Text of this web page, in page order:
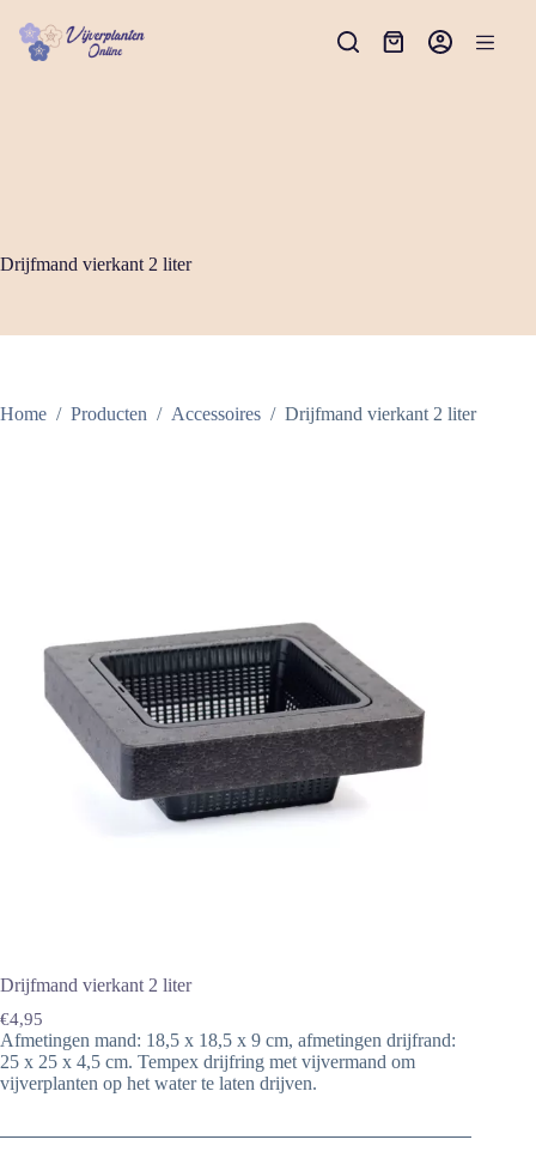
naar
Winkelwagen
Drijfmand vierkant 2 liter
Home / Producten / Accessoires / Drijfmand vierkant 2 liter
Drijfmand vierkant 2 liter
€4,95
Afmetingen mand: 18,5 x 18,5 x 9 cm, afmetingen drijfrand:
25 x 25 x 4,5 cm. Tempex drijfring met vijvermand om
vijverplanten op het water te laten drijven.